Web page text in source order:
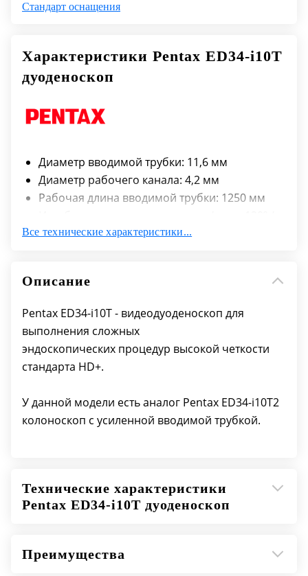
Стандарт оснащения
Характеристики Pentax ED34-i10T
дуоденоскоп
Диаметр вводимой трубки: 11,6 мм
Диаметр рабочего канала: 4,2 мм
Рабочая длина вводимой трубки: 1250 мм
90º
Все технические характеристики...
Описание
Pentax ED34-i10T - видеодуоденоскоп для
выполнения сложных
эндоскопических процедур высокой четкости
стандарта HD+.
У данной модели есть аналог Pentax ED34-i10T2
колоноскоп с усиленной вводимой трубкой.
Технические характеристики
Pentax ED34-i10T дуоденоскоп
Преимущества